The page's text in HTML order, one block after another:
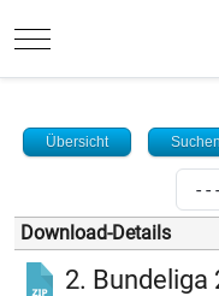
Mobile Menu Toggle
Übersicht
Download-Details
2. Bundeliga